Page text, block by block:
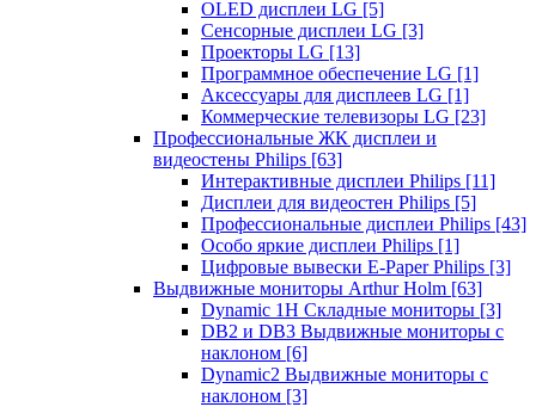
OLED дисплеи LG [5]
Сенсорные дисплеи LG [3]
Проекторы LG [13]
Программное обеспечение LG [1]
Аксессуары для дисплеев LG [1]
Коммерческие телевизоры LG [23]
Профессиональные ЖК дисплеи и
видеостены Philips [63]
Интерактивные дисплеи Philips [11]
Дисплеи для видеостен Philips [5]
Профессиональные дисплеи Philips [43]
Особо яркие дисплеи Philips [1]
Цифровые вывески E-Paper Philips [3]
Выдвижные мониторы Arthur Holm [63]
Dynamic 1Н Складные мониторы [3]
DB2 и DB3 Выдвижные мониторы с
наклоном [6]
Dynamic2 Выдвижные мониторы с
наклоном [3]